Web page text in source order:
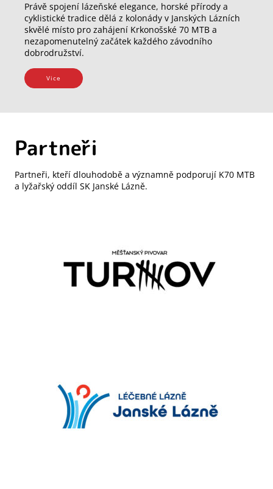
Právě spojení lázeňské elegance, horské přírody a
cyklistické tradice dělá z kolonády v Janských Lázních
skvělé místo pro zahájení Krkonošské 70 MTB a
nezapomenutelný začátek každého závodního
dobrodružství.
Vice
Partneři
Partneři, kteří dlouhodobě a významně podporují K70 MTB
a lyžařský oddíl SK Janské Lázně.